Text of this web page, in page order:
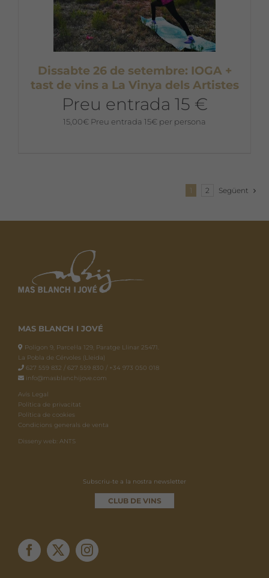
Dissabte 26 de setembre: IOGA +
tast de vins a La Vinya dels Artistes
Preu entrada 15 €
15,00€ Preu entrada 15€ per persona
1 2 Següent
MAS BLANCH I JOVÉ
Polígon 9, Parcel·la 129, Paratge Llinar 25471.
La Pobla de Cérvoles (Lleida)
627 559 832 / 627 559 830 / +34 973 050 018
info@masblanchijove.com
Avís Legal
Política de privacitat
Política de cookies
Condicions generals de venta
Disseny web: ANTS
Subscriu-te a la nostra newsletter
CLUB DE VINS